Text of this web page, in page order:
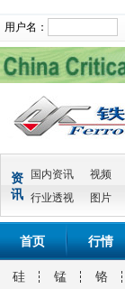
用户名：
资
讯
国内资讯 视频
行业透视
图片
首页 行情
硅 锰 铬